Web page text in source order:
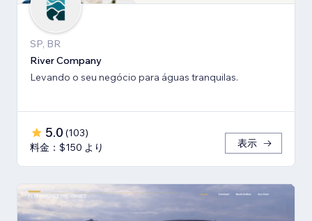
SP, BR
River Company
Levando o seu negócio para águas tranquilas.
5.0 (103)
料金：$150 より
表示